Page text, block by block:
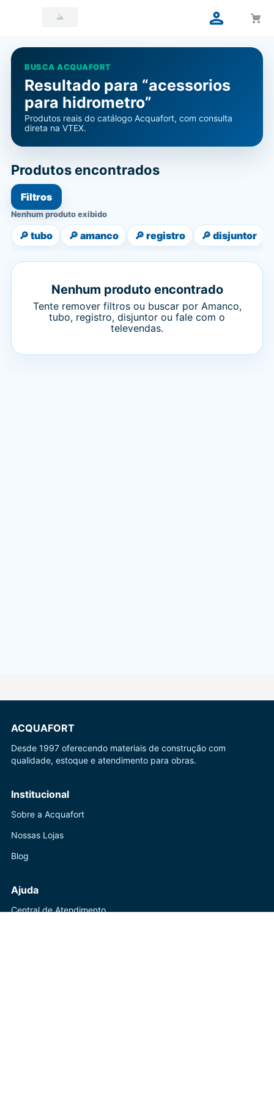
BUSCA ACQUAFORT
Resultado para “acessorios
para hidrometro”
Produtos reais do catálogo Acquafort, com consulta
direta na VTEX.
Produtos encontrados
Filtros
Nenhum produto exibido
🔎 tubo 🔎 amanco 🔎 registro 🔎 disjuntor
Nenhum produto encontrado
Tente remover filtros ou buscar por Amanco,
tubo, registro, disjuntor ou fale com o
televendas.
ACQUAFORT
Desde 1997 oferecendo materiais de construção com
qualidade, estoque e atendimento para obras.
Institucional
Sobre a Acquafort
Nossas Lojas
Blog
Ajuda
Central de Atendimento